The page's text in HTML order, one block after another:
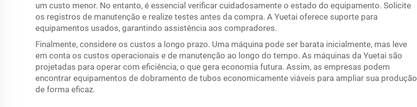
um custo menor. No entanto, é essencial verificar cuidadosamente o estado do equipamento. Solicite
os registros de manutenção e realize testes antes da compra. A Yuetai oferece suporte para
equipamentos usados, garantindo assistência aos compradores.
Finalmente, considere os custos a longo prazo. Uma máquina pode ser barata inicialmente, mas leve
em conta os custos operacionais e de manutenção ao longo do tempo. As máquinas da Yuetai são
projetadas para operar com eficiência, o que gera economia futura. Assim, as empresas podem
encontrar equipamentos de dobramento de tubos economicamente viáveis para ampliar sua produção
de forma eficaz.